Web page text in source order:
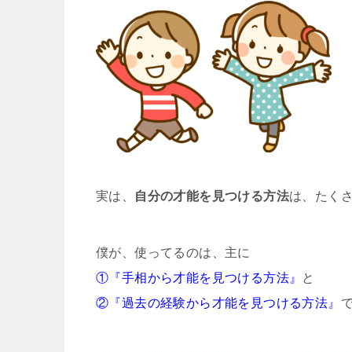
実は、 自分の才能を見つける方法は、たく
僕が、使ってるのは、主に
①『手相から才能を見つける方法』 と
②『過去の経験から才能を見つける方法』